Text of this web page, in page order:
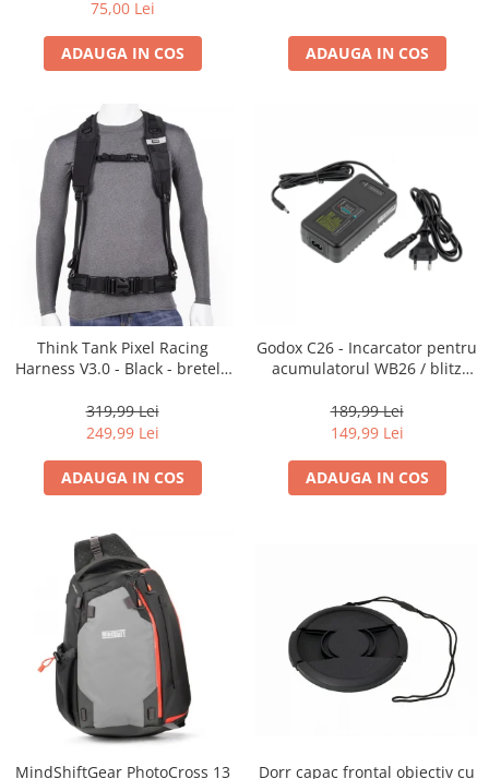
Calibrare expunere
Cartuse si cerneluri
Imprimante
Scannere Documente
Hartie foto
Filme foto si scanere film
Materiale foto alb-negru
Aparate foto unica folosinta
Filme instant FUJI INSTAX
diapozitive 35mm color
diapozitive late 120mm color
negative 35mm color
negative late 120mm alb-negru
negative late 120mm color
Scanere Film
Binocluri, Lupe si Telescoape
Binocluri
Accesorii pentru Lunete si
75,00 Lei
ADAUGA IN COS ADAUGA IN COS
Think Tank Pixel Racing
Harness V3.0 - Black - bretele
319,99 Lei
249,99 Lei
ADAUGA IN COS
Godox C26 - Incarcator pentru
acumulatorul WB26 / blitz
189,99 Lei
149,99 Lei
ADAUGA IN COS
MindShiftGear PhotoCross 13
Dorr capac frontal obiectiv cu